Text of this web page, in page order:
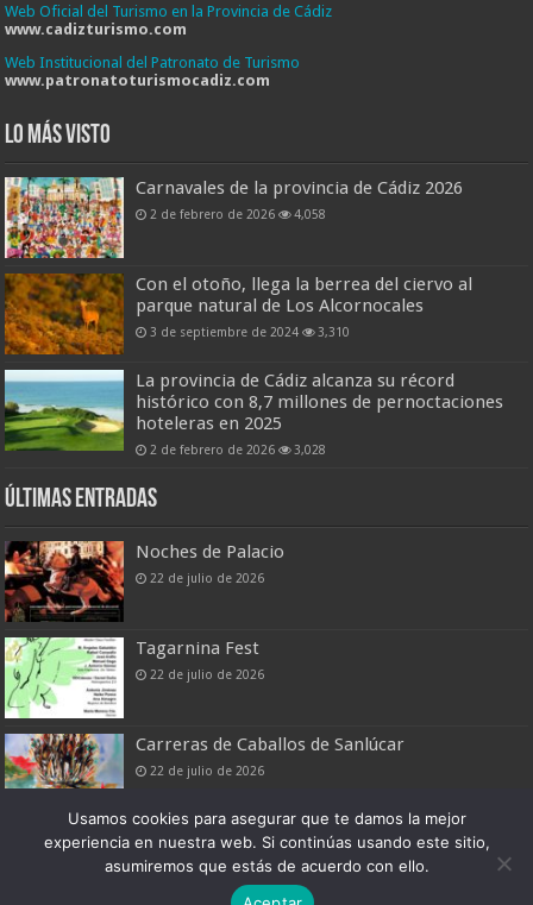
Web Oficial del Turismo en la Provincia de Cádiz
www.cadizturismo.com
Web Institucional del Patronato de Turismo
www.patronatoturismocadiz.com
Lo más visto
Carnavales de la provincia de Cádiz 2026
2 de febrero de 2026 4,058
Con el otoño, llega la berrea del ciervo al
parque natural de Los Alcornocales
3 de septiembre de 2024 3,310
La provincia de Cádiz alcanza su récord
histórico con 8,7 millones de pernoctaciones
hoteleras en 2025
2 de febrero de 2026 3,028
Últimas entradas
Noches de Palacio
22 de julio de 2026
Tagarnina Fest
22 de julio de 2026
Carreras de Caballos de Sanlúcar
22 de julio de 2026
Boletín Digital de Noticias Turísticas
Usamos cookies para asegurar que te damos la mejor
experiencia en nuestra web. Si continúas usando este sitio,
asumiremos que estás de acuerdo con ello.